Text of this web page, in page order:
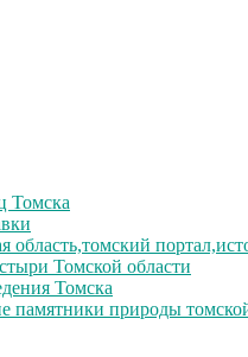
Томска
область,томский
Томской области
Томска
памятники природы